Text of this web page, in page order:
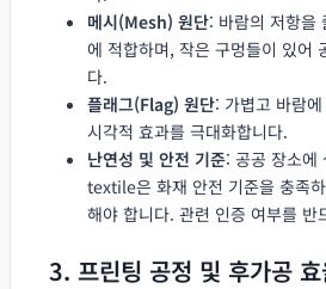
메시(Mesh) 원단: 바람의 저항을
에 적합하며, 작은 구멍들이 있어
다.
플래그(Flag) 원단: 가볍고 바람
시각적 효과를 극대화합니다.
난연성 및 안전 기준: 공공 장소
textile은 화재 안전 기준을 충족
해야 합니다. 관련 인증 여부를 반
3. 프린팅 공정 및 후가공